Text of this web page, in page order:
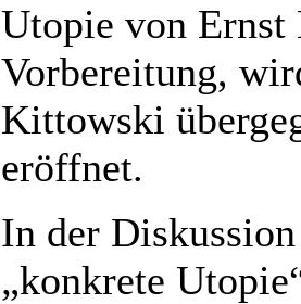
Utopie von
Vorbereitung,
Kittowski
eröffnet.
In der
„konkrete